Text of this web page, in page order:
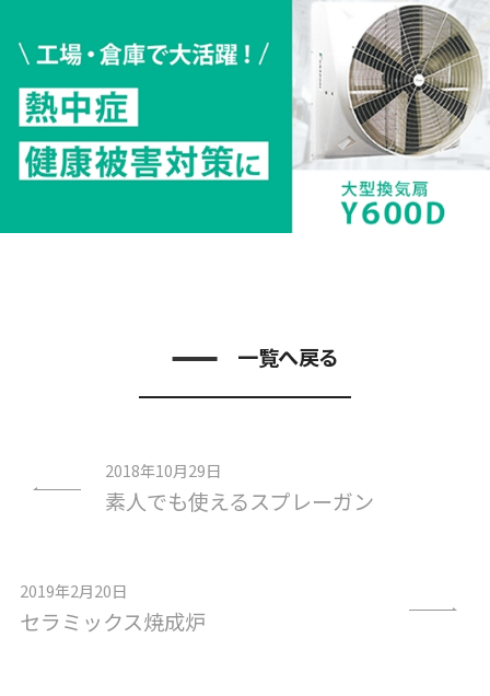
2018年10月29日
素人でも使えるスプレーガン
一覧へ戻る
2019年2月20日
セラミックス焼成炉